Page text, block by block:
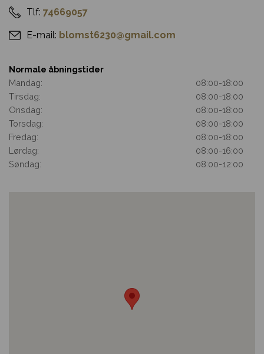
Tlf: 74669057
E-mail: blomst6230@gmail.com
Normale åbningstider
Mandag:
08:00-18:00
Tirsdag:
08:00-18:00
Onsdag:
08:00-18:00
Torsdag:
08:00-18:00
Fredag:
08:00-18:00
Lørdag:
08:00-16:00
Søndag:
08:00-12:00